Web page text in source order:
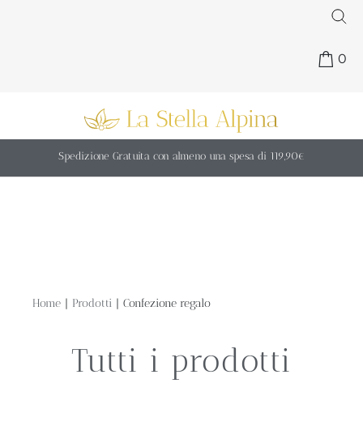
0
Spedizione Gratuita con almeno una spesa di 119,90€
Home | Prodotti | Confezione regalo
Tutti i prodotti